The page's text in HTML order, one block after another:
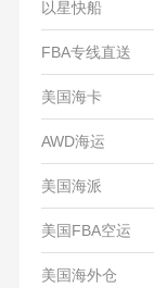
以星快船
FBA专线直送
美国海卡
AWD海运
美国海派
美国FBA空运
美国海外仓